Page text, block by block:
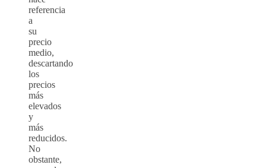
referencia
a
su
precio
medio,
descartando
los
precios
más
elevados
y
más
reducidos.
No
obstante,